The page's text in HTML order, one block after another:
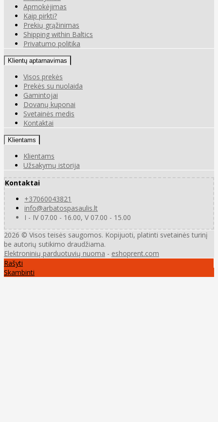
Apmokėjimas
Kaip pirkti?
Prekių grąžinimas
Shipping within Baltics
Privatumo politika
Klientų aptarnavimas
Visos prekės
Prekės su nuolaida
Gamintojai
Dovanų kuponai
Svetainės medis
Kontaktai
Klientams
Klientams
Užsakymų istorija
Kontaktai
+37060043821
info@arbatospasaulis.lt
I - IV 07.00 - 16.00, V 07.00 - 15.00
2026 © Visos teisės saugomos. Kopijuoti, platinti svetainės turinį
be autorių sutikimo draudžiama.
Elektroninių parduotuvių nuoma - eshoprent.com
Rašyti
Skambinti